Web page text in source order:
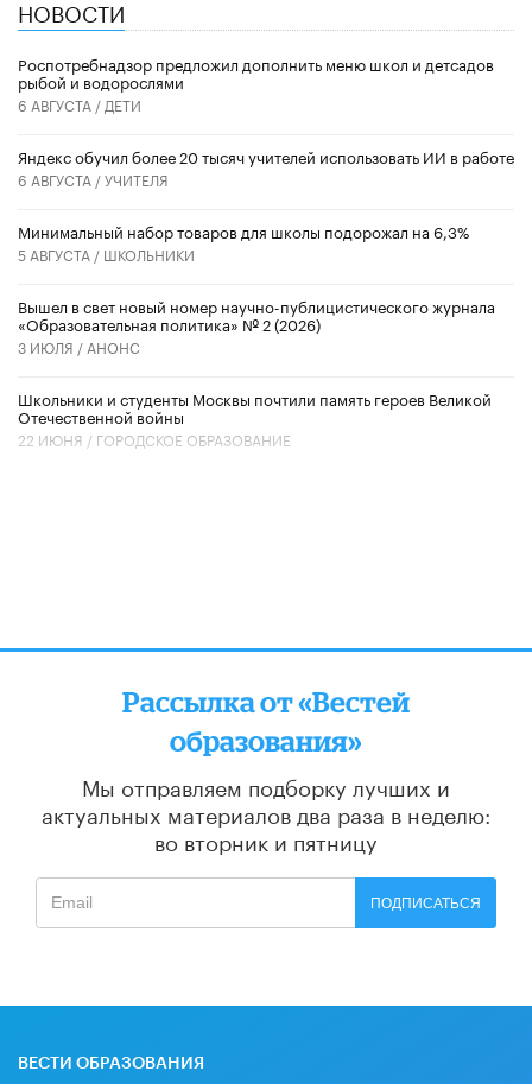
НОВОСТИ
Роспотребнадзор предложил дополнить меню школ и детсадов
рыбой и водорослями
6 АВГУСТА / ДЕТИ
​Яндекс обучил более 20 тысяч учителей использовать ИИ в работе
6 АВГУСТА /УЧИТЕЛЯ
Минимальный набор товаров для школы подорожал на 6,3%
5 АВГУСТА / ШКОЛЬНИКИ
Вышел в свет новый номер научно-публицистического журнала
«Образовательная политика» № 2 (2026)
3 ИЮЛЯ / АНОНС
Школьники и студенты Москвы почтили память героев Великой
Отечественной войны
22 ИЮНЯ / ГОРОДСКОЕ ОБРАЗОВАНИЕ
Рассылка от «Вестей
образования»
Мы отправляем подборку лучших и
актуальных материалов два раза в неделю:
во вторник и пятницу
ПОДПИСАТЬСЯ
ВЕСТИ ОБРАЗОВАНИЯ